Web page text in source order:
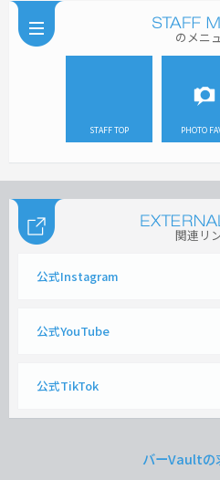
のメニ
STAFF TOP PHOTO
関連リ
公式Instagram
公式YouTube
公式TikTok
バーVaultの